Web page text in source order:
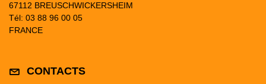
67112 BREUSCHWICKERSHEIM
Tél: 03 88 96 00 05
FRANCE
CONTACTS